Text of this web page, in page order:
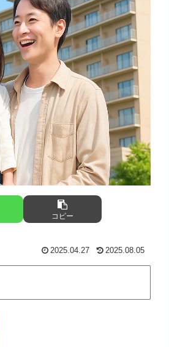
コピー
2025.04.27 2025.08.05